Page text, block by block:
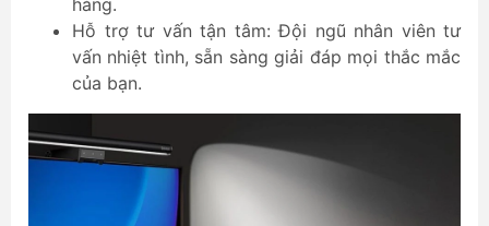
hàng.
Hỗ trợ tư vấn tận tâm: Đội ngũ nhân viên tư
vấn nhiệt tình, sẵn sàng giải đáp mọi thắc mắc
của bạn.